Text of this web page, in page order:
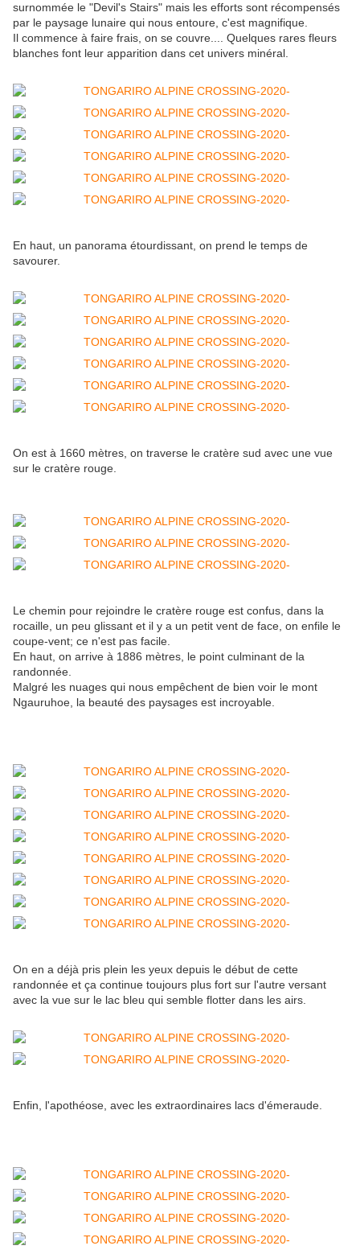
surnommée le "Devil's Stairs" mais les efforts sont récompensés
par le paysage lunaire qui nous entoure, c'est magnifique.
Il commence à faire frais, on se couvre.... Quelques rares fleurs
blanches font leur apparition dans cet univers minéral.
En haut, un panorama étourdissant, on prend le temps de
savourer.
On est à 1660 mètres, on traverse le cratère sud avec une vue
sur le cratère rouge.
Le chemin pour rejoindre le cratère rouge est confus, dans la
rocaille, un peu glissant et il y a un petit vent de face, on enfile le
coupe-vent; ce n'est pas facile.
En haut, on arrive à 1886 mètres, le point culminant de la
randonnée.
Malgré les nuages qui nous empêchent de bien voir le mont
Ngauruhoe, la beauté des paysages est incroyable.
On en a déjà pris plein les yeux depuis le début de cette
randonnée et ça continue toujours plus fort sur l'autre versant
avec la vue sur le lac bleu qui semble flotter dans les airs.
Enfin, l'apothéose, avec les extraordinaires lacs d'émeraude.